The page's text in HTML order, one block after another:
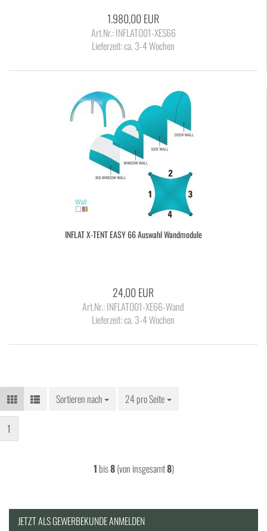
1.980,00 EUR
Art.Nr.: INFLAT001-XES66
Lieferzeit:ca. 3-4 Wochen
IN­FLAT X-​TENT EASY 66 Aus­wahl Wand­mo­du­le
24,00 EUR
Art.Nr.: INFLAT001-XE66-Wand
Lieferzeit:ca. 3-4 Wochen
Sortieren nach
Sortieren nach 24 pro Seite
pro Seite
1
1 bis8(von insgesamt8)
JETZT ALS GEWERBEKUNDE ANMELDEN